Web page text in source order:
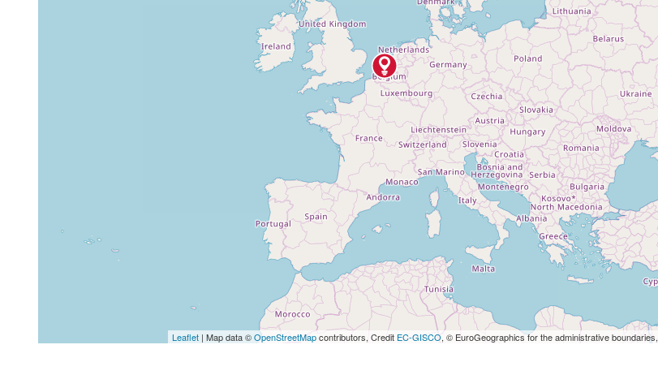
Leaflet | Map data ©OpenStreetMapcontributors, Credit EC-GISCO, © EuroGeographics for the administrative boundaries,